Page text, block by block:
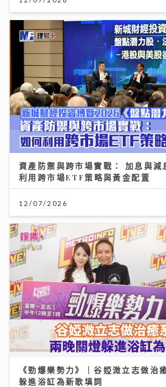
資產防禦與跨市場實戰： 加息與減
利用跨市場ETF策略與黃金配置
12/07/2026
《勁爆樂勢力》｜谷婭溦立志做治
躲進浴缸為新歌填詞